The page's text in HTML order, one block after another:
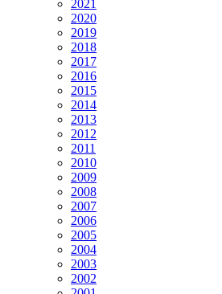
2021
2020
2019
2018
2017
2016
2015
2014
2013
2012
2011
2010
2009
2008
2007
2006
2005
2004
2003
2002